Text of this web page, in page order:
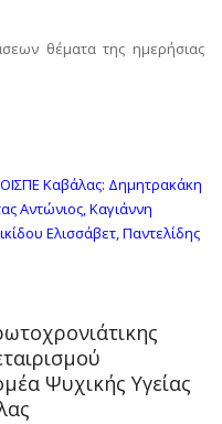
θέματα της ημερήσιας
Ψυχικής Υγείας